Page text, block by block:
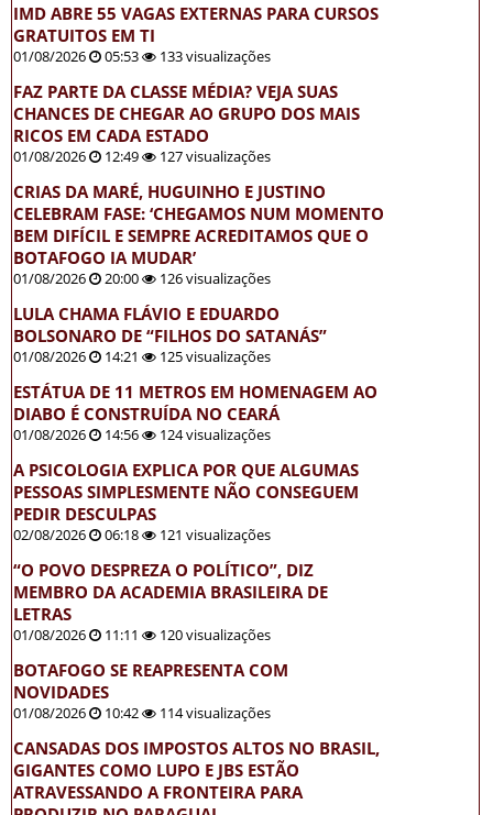
IMD ABRE 55 VAGAS EXTERNAS PARA CURSOS
GRATUITOS EM TI
01/08/2026 05:53 133 visualizações
FAZ PARTE DA CLASSE MÉDIA? VEJA SUAS
CHANCES DE CHEGAR AO GRUPO DOS MAIS
RICOS EM CADA ESTADO
01/08/2026 12:49 127 visualizações
CRIAS DA MARÉ, HUGUINHO E JUSTINO
CELEBRAM FASE: ‘CHEGAMOS NUM MOMENTO
BEM DIFÍCIL E SEMPRE ACREDITAMOS QUE O
BOTAFOGO IA MUDAR’
01/08/2026 20:00 126 visualizações
LULA CHAMA FLÁVIO E EDUARDO
BOLSONARO DE “FILHOS DO SATANÁS”
01/08/2026 14:21 125 visualizações
ESTÁTUA DE 11 METROS EM HOMENAGEM AO
DIABO É CONSTRUÍDA NO CEARÁ
01/08/2026 14:56 124 visualizações
A PSICOLOGIA EXPLICA POR QUE ALGUMAS
PESSOAS SIMPLESMENTE NÃO CONSEGUEM
PEDIR DESCULPAS
02/08/2026 06:18 121 visualizações
“O POVO DESPREZA O POLÍTICO”, DIZ
MEMBRO DA ACADEMIA BRASILEIRA DE
LETRAS
01/08/2026 11:11 120 visualizações
BOTAFOGO SE REAPRESENTA COM
NOVIDADES
01/08/2026 10:42 114 visualizações
CANSADAS DOS IMPOSTOS ALTOS NO BRASIL,
GIGANTES COMO LUPO E JBS ESTÃO
ATRAVESSANDO A FRONTEIRA PARA